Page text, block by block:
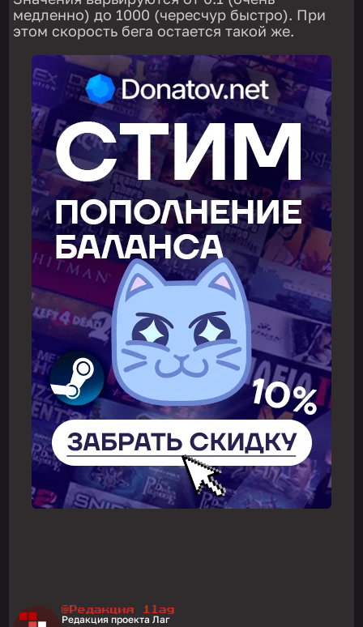
медленно) до 1000 (чересчур быстро). При
этом скорость бега остается такой же.
@Редакция 1lag
Редакция проекта Лаг